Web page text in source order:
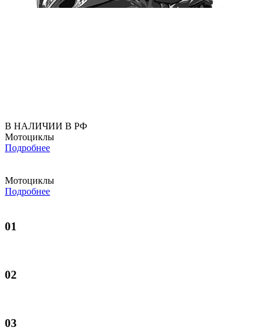
В НАЛИЧИИ В РФ
Мотоциклы
Подробнее
Мотоциклы
Подробнее
01
02
03